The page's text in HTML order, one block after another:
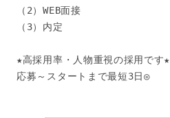
（2）WEB面接
（3）内定
★高採用率・人物重視の採用です★
応募～スタートまで最短3日◎